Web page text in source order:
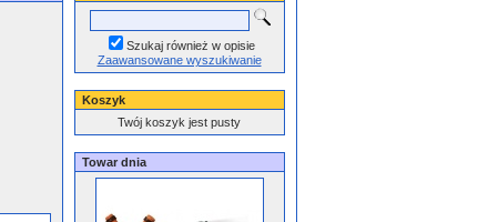
Szukaj również w opisie
Zaawansowane wyszukiwanie
Koszyk
Twój koszyk jest pusty
Towar dnia